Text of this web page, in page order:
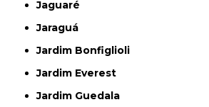
Jaguaré
Jaraguá
Jardim Bonfiglioli
Jardim Everest
Jardim Guedala